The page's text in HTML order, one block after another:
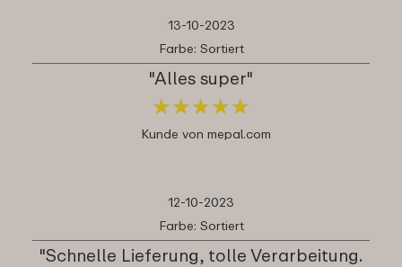
13-10-2023
Farbe: Sortiert
"Alles super"
★★★★★
★★★★★
Kunde von mepal.com
12-10-2023
Farbe: Sortiert
"Schnelle Lieferung, tolle Verarbeitung.